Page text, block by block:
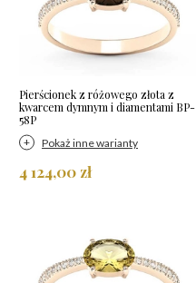
Pierścionek z różowego złota z
kwarcem dymnym i diamentami BP-
58P
Pokaż inne warianty
4 124,00 zł